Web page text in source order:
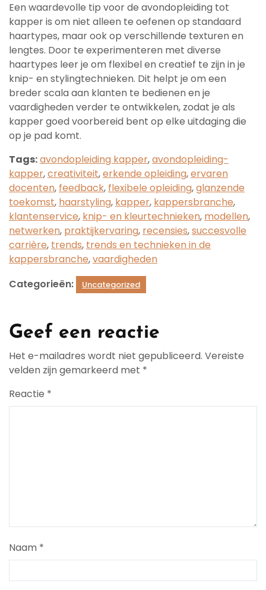
Een waardevolle tip voor de avondopleiding tot
kapper is om niet alleen te oefenen op standaard
haartypes, maar ook op verschillende texturen en
lengtes. Door te experimenteren met diverse
haartypes leer je om flexibel en creatief te zijn in je
knip- en stylingtechnieken. Dit helpt je om een
breder scala aan klanten te bedienen en je
vaardigheden verder te ontwikkelen, zodat je als
kapper goed voorbereid bent op elke uitdaging die
op je pad komt.
Tags:avondopleiding kapper,avondopleiding-
kapper,creativiteit,erkende opleiding,ervaren
docenten, feedback, flexibele opleiding,glanzende
toekomst, haarstyling, kapper, kappersbranche,
klantenservice, knip- en kleurtechnieken, modellen,
netwerken, praktijkervaring, recensies,succesvolle
carrière, trends, trends en technieken in de
kappersbranche,vaardigheden
Categorieën:
Uncategorized
Geef een reactie
Het e-mailadres wordt niet gepubliceerd. Vereiste
velden zijn gemarkeerd met *
Reactie *
Naam *